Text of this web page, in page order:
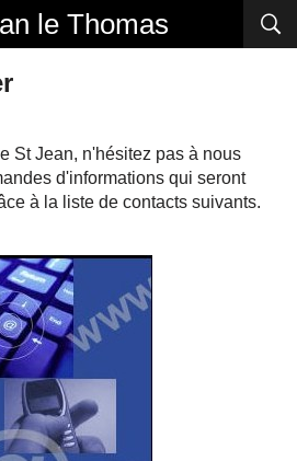
le Thomas
St Jean, n'hésitez pas à nous
d'informations qui seront
à la liste de contacts suivants.